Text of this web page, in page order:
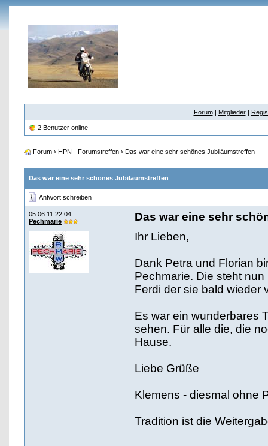
Forum| Mitglieder|
2 Benutzer online
Forum › HPN - Forumstreffen › Das war eine sehr schönes Jubiläumstreffen
Das war eine sehr schönes Jubiläumstreffen
Antwort schreiben
05.06.11 22:04
Pechmarie
Das war eine sehr
Ihr Lieben,
Dank Petra und Florian
Pechmarie. Die steht
Ferdi der sie bald wieder
Es war ein wunderbares
sehen. Für alle die, die
Hause.
Liebe Grüße
Klemens - diesmal ohne
Tradition ist die